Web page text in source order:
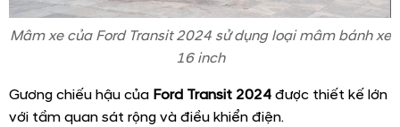
Mâm xe của Ford Transit 2024 sử dụng loại mâm bánh xe
16 inch
Gương chiếu hậu của Ford Transit 2024 được thiết kế lớn
với tầm quan sát rộng và điều khiển điện.